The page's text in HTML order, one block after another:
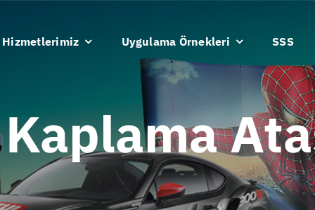
Hizmetlerimiz Uygulama Örnekleri SSS